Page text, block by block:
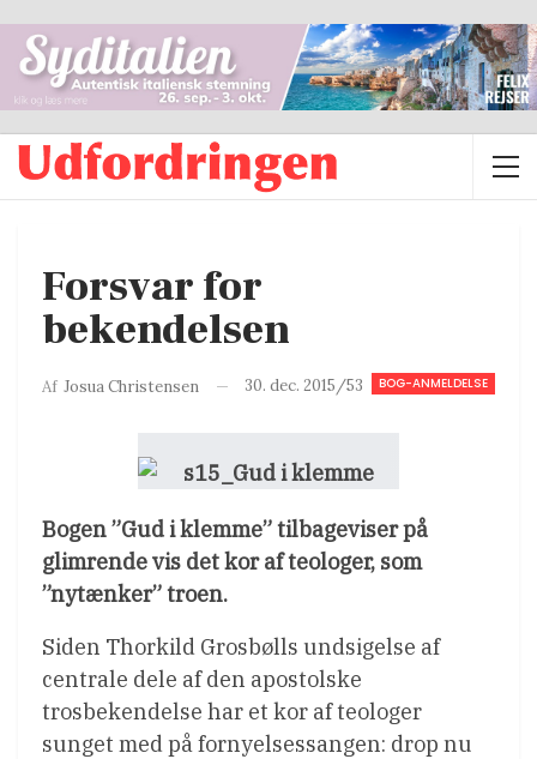
Forsvar for
bekendelsen
BOG-ANMELDELSE
Af Josua Christensen 30. dec. 2015/53
Bogen ”Gud i klemme” tilbageviser på
glimrende vis det kor af teologer, som
”nytænker” troen.
Siden Thorkild Grosbølls undsigelse af
centrale dele af den apostolske
trosbekendelse har et kor af teologer
sunget med på fornyelsessangen: drop nu